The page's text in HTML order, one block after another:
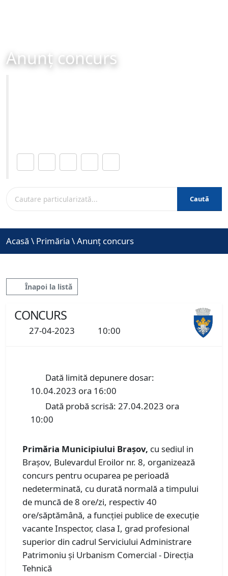
Anunț concurs
Caută
Acasă \ Primăria \Anunț concurs
Înapoi la listă
CONCURS
27-04-2023 10:00
Dată limită depunere dosar:
10.04.2023 ora 16:00
Dată probă scrisă: 27.04.2023 ora
10:00
Primăria Municipiului Braşov, cu sediul in
Braşov, Bulevardul Eroilor nr. 8, organizează
concurs pentru ocuparea pe perioadă
nedeterminată, cu durată normală a timpului
de muncă de 8 ore/zi, respectiv 40
ore/săptămână, a funcţiei publice de execuţie
vacante Inspector, clasa I, grad profesional
superior din cadrul Serviciului Administrare
Patrimoniu și Urbanism Comercial - Direcţia
Tehnică